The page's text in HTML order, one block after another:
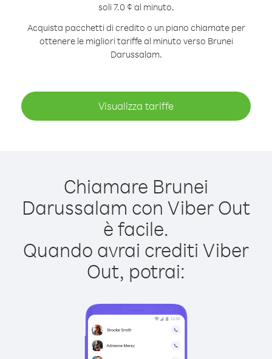
soli 7.0 ¢ al minuto.
Acquista pacchetti di credito o un piano chiamate per
ottenere le migliori tariffe al minuto verso Brunei
Darussalam.
Visualizza tariffe
Chiamare Brunei
Darussalam con Viber Out
è facile.
Quando avrai crediti Viber
Out, potrai: